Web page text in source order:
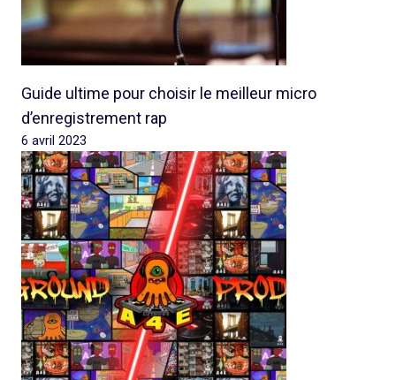
Guide ultime pour choisir le meilleur micro
d’enregistrement rap
6 avril 2023